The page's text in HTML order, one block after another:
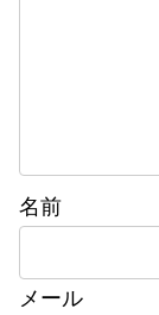
名前
メール